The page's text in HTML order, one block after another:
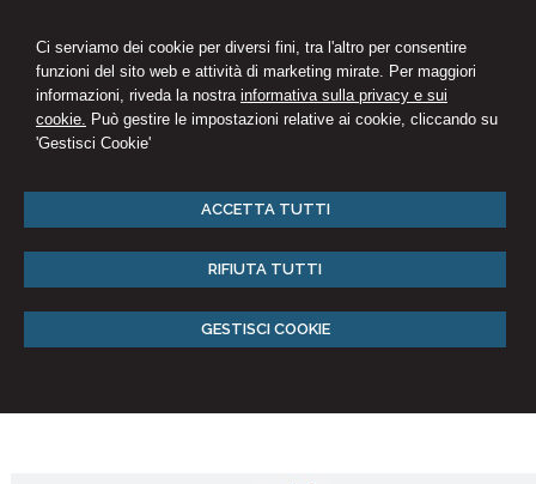
Ci serviamo dei cookie per diversi fini, tra l'altro per consentire
funzioni del sito web e attività di marketing mirate. Per maggiori
informazioni, riveda la nostra informativa sulla privacy e sui
cookie. Può gestire le impostazioni relative ai cookie, cliccando su
'Gestisci Cookie'
ACCETTA TUTTI
RIFIUTA TUTTI
GESTISCI COOKIE